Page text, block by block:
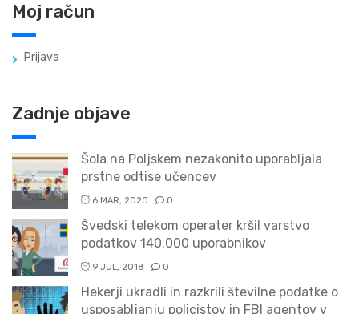
Moj račun
Prijava
Zadnje objave
Šola na Poljskem nezakonito uporabljala
prstne odtise učencev
6 MAR, 2020 0
Švedski telekom operater kršil varstvo
podatkov 140.000 uporabnikov
9 JUL, 2018 0
Hekerji ukradli in razkrili številne podatke o
usposabljanju policistov in FBI agentov v